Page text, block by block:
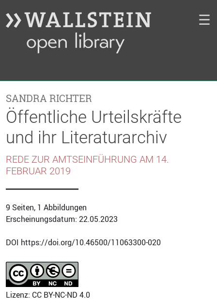
☰
SANDRA RICHTER
Öffentliche Urteilskräfte
und ihr Literaturarchiv
REDE ZUR AMTSEINFÜHRUNG AM 14.
FEBRUAR 2019
9 Seiten, 1 Abbildungen
Erscheinungsdatum: 22.05.2023
DOI https://doi.org/10.46500/11063300-020
Lizenz: CC BY-NC-ND 4.0